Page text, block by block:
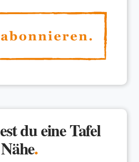
du eine Tafel
.